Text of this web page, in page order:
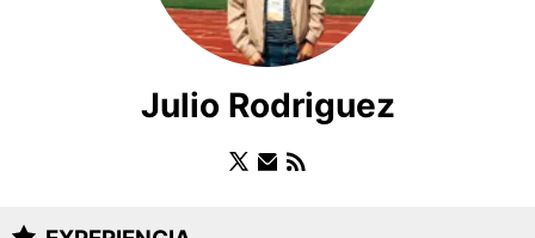
Julio Rodriguez